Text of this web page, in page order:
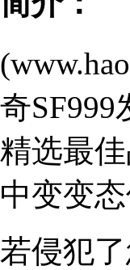
奇SF999
精选最
中变变
若侵犯